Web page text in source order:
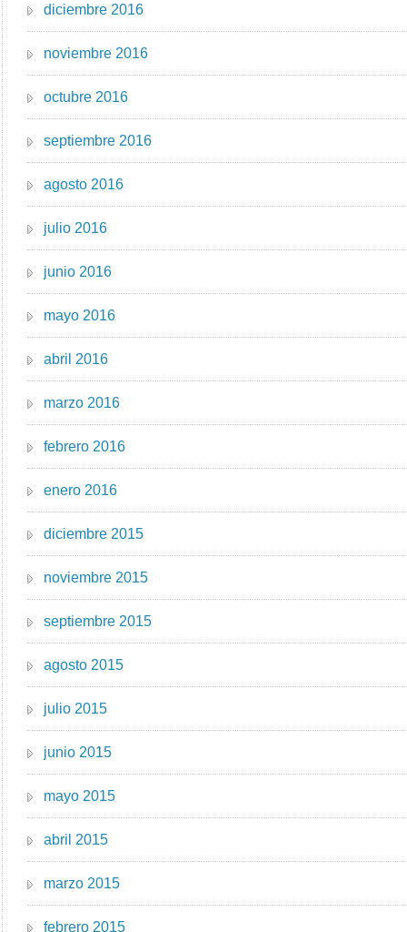
diciembre 2016
noviembre 2016
octubre 2016
septiembre 2016
agosto 2016
julio 2016
junio 2016
mayo 2016
abril 2016
marzo 2016
febrero 2016
enero 2016
diciembre 2015
noviembre 2015
septiembre 2015
agosto 2015
julio 2015
junio 2015
mayo 2015
abril 2015
marzo 2015
febrero 2015